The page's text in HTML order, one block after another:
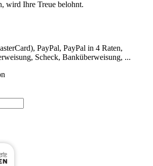
wird Ihre Treue belohnt.
PayPal, PayPal in 4 Raten,
Scheck, Banküberweisung, ...